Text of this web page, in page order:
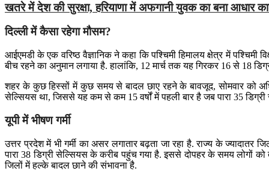
खतरे में देश की सुरक्षा, हरियाणा में अफगानी युवक का बना आधार
दिल्ली में कैसा रहेगा मौसम?
आईएमडी के एक वरिष्ठ वैज्ञानिक ने कहा कि पश्चिमी हिमालय क्षेत्र में
बीच रहने का अनुमान लगाया है. हालांकि, 12 मार्च तक यह गिरकर 16 से 18
शहर के कुछ हिस्सों में कुछ समय से बादल छाए रहने के बावजूद, सोमवार को
सेल्सियस था, जिससे यह कम से कम 15 वर्षों में पहली बार है जब पारा 35
यूपी में भीषण गर्मी
उत्तर प्रदेश में भी गर्मी का असर लगातार बढ़ता जा रहा है. राज्य के
पारा 38 डिग्री सेल्सियस के करीब पहुंच गया है. इससे दोपहर के समय लोगों
जिलों में हल्के बादल छाने की संभावना है.